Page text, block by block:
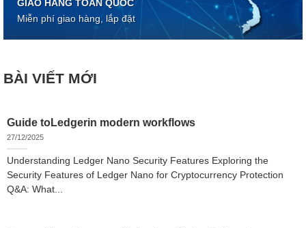
GIAO HÀNG TOÀN QUỐC
Miễn phí giao hàng, lắp đặt
BÀI VIẾT MỚI
Guide toLedgerin modern workflows
27/12/2025
Understanding Ledger Nano Security Features Exploring the
Security Features of Ledger Nano for Cryptocurrency Protection
Q&A: What...